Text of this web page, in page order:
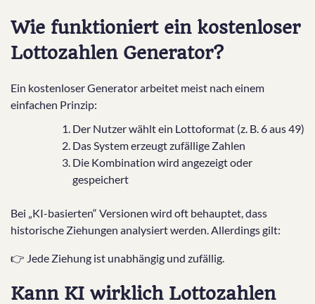
Wie funktioniert ein kostenloser
Lottozahlen Generator?
Ein kostenloser Generator arbeitet meist nach einem
einfachen Prinzip:
Der Nutzer wählt ein Lottoformat (z. B. 6 aus 49)
Das System erzeugt zufällige Zahlen
Die Kombination wird angezeigt oder
gespeichert
Bei „KI-basierten“ Versionen wird oft behauptet, dass
historische Ziehungen analysiert werden. Allerdings gilt:
👉 Jede Ziehung ist unabhängig und zufällig.
Kann KI wirklich Lottozahlen